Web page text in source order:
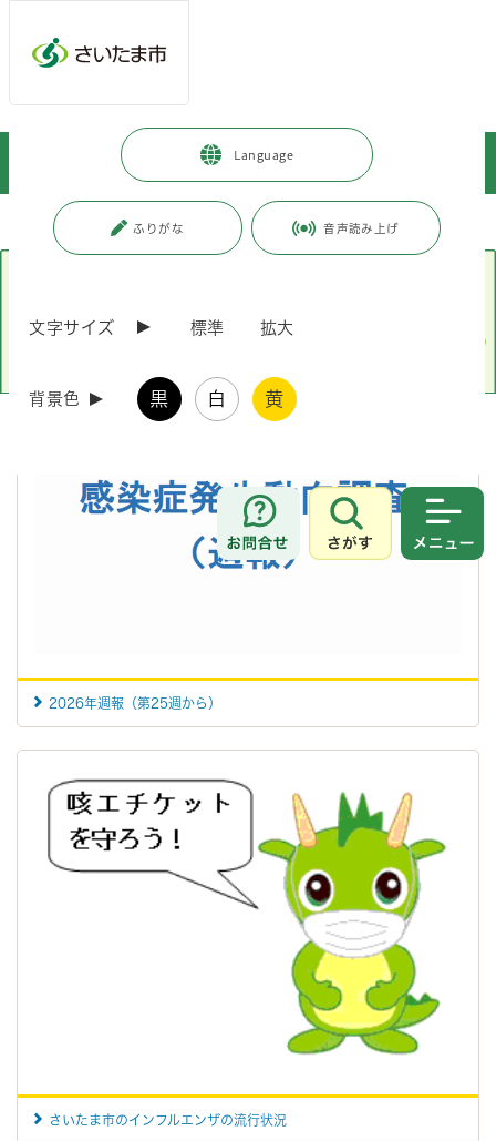
Language
ふりがな 音声読み上げ
文字サイズ 標準 拡大
背景色 黒 白 黄
お問合せ
さがす
施設を探す・予約する > 保健・医療施設
感染症情報センター
ページ番号：J001783
2026年週報（第25週から）
さいたま市のインフルエンザの流行状況